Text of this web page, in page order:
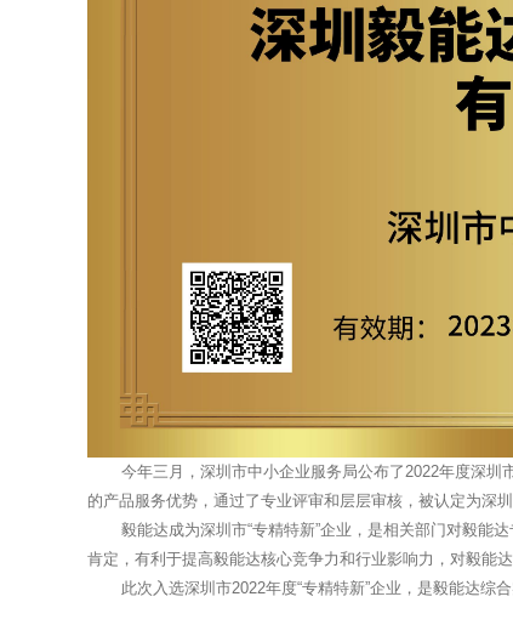
今年三月，深圳市中小企业服务局公布了2022年度深圳市
的产品服务优势，通过了专业评审和层层审核，被认定为深圳
毅能达成为深圳市“专精特新”企业，是相关部门对毅能达
肯定，有利于提高毅能达核心竞争力和行业影响力，对毅能
此次入选深圳市2022年度“专精特新”企业，是毅能达综合